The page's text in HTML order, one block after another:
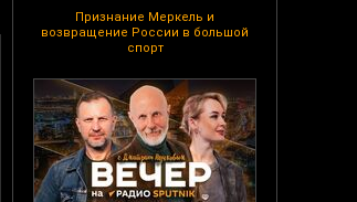
Признание Меркель и
возвращение России в большой
спорт